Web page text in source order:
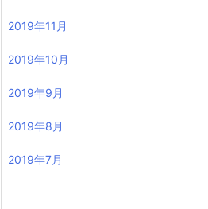
2019年11月
2019年10月
2019年9月
2019年8月
2019年7月